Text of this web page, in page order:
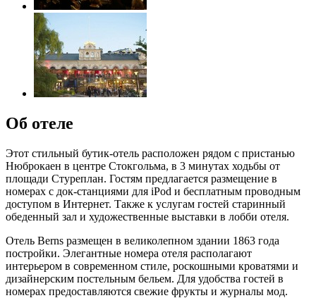
Об отеле
Этот стильный бутик-отель расположен рядом с пристанью
Нюброкаен в центре Стокгольма, в 3 минутах ходьбы от
площади Стуреплан. Гостям предлагается размещение в
номерах с док-станциями для iPod и бесплатным проводным
доступом в Интернет. Также к услугам гостей старинный
обеденный зал и художественные выставки в лобби отеля.
Отель Berns размещен в великолепном здании 1863 года
постройки. Элегантные номера отеля располагают
интерьером в современном стиле, роскошными кроватями и
дизайнерским постельным бельем. Для удобства гостей в
номерах предоставляются свежие фрукты и журналы мод.